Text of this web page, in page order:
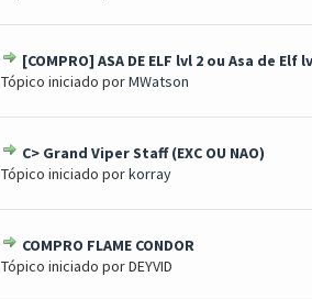
[COMPRO] ASA DE ELF lvl 2 ou Asa de Elf
Tópico iniciado porMWatson
1 Voto(s) - 5 de 5 em
12 34 5
C> Grand Viper Staff (EXC OU NAO)
Tópico iniciado porkorray
1 Voto(s) - 5 de 5 em média
12 34 5
COMPRO FLAME CONDOR
Tópico iniciado por DEYVID
1 Voto(s) - 5 de 5 em média
1